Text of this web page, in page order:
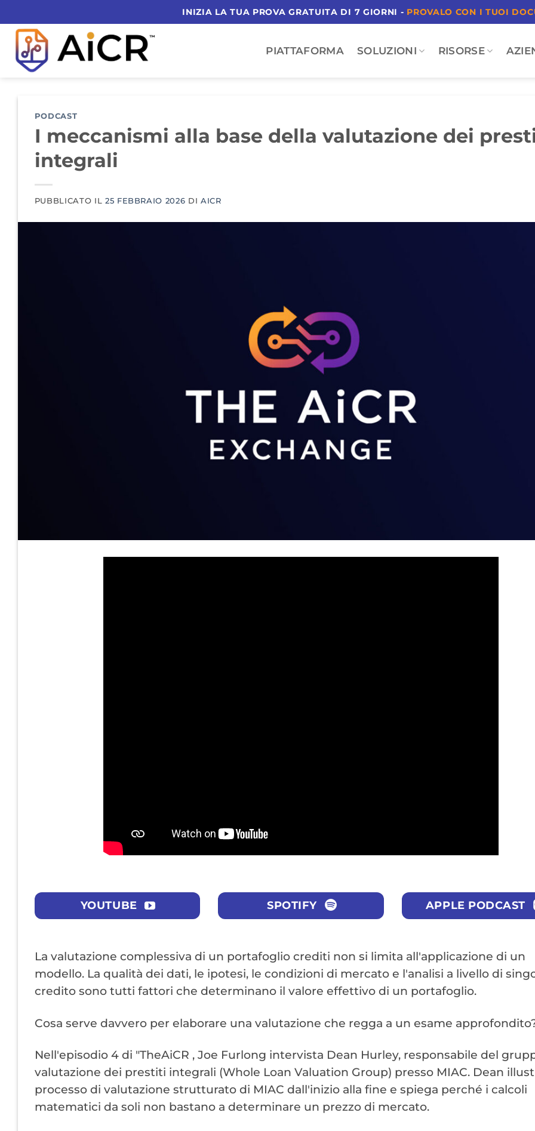
al
contenuto
INIZIA LA TUA PROVA GRATUITA DI 7 GIORNI - PROVALO CON I TUOI
PIATTAFORMA SOLUZIONI RISORSE
PODCAST
I meccanismi alla base della valutazione dei
integrali
PUBBLICATO IL 25 FEBBRAIO 2026 DI AICR
YOUTUBE SPOTIFY APPLE PODCAST
La valutazione complessiva di un portafoglio crediti non si limita all'applicazione di un
modello. La qualità dei dati, le ipotesi, le condizioni di mercato e l'analisi a livello di
credito sono tutti fattori che determinano il valore effettivo di un portafoglio.
Cosa serve davvero per elaborare una valutazione che regga a un esame
Nell'episodio 4 di "TheAiCR , Joe Furlong intervista Dean Hurley, responsabile del
valutazione dei prestiti integrali (Whole Loan Valuation Group) presso MIAC. Dean
processo di valutazione strutturato di MIAC dall'inizio alla fine e spiega perché i calcoli
matematici da soli non bastano a determinare un prezzo di mercato.